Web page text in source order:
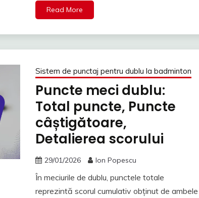
Read More
Sistem de punctaj pentru dublu la badminton
Puncte meci dublu:
Total puncte, Puncte
câștigătoare,
Detalierea scorului
29/01/2026 Ion Popescu
În meciurile de dublu, punctele totale
reprezintă scorul cumulativ obținut de ambele